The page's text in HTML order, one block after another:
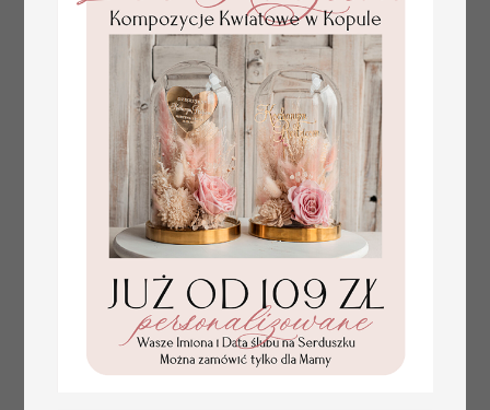
numerki na stół weselny
z tłoczonymi kwiatami,
eleganckie numerki na
stoły weselne, tłoczone
numerki na stół weselny,
dekoracja stołów
weselnych tłoczone
Promocja:
10 PLN/ 13.00 PLN